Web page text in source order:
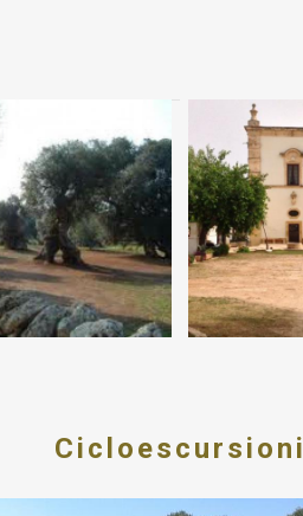
Cicloescursioni